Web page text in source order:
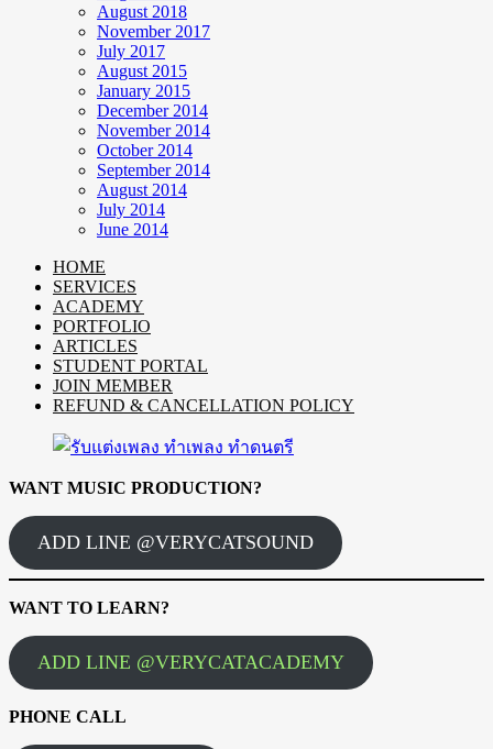
August 2018
November 2017
July 2017
August 2015
January 2015
December 2014
November 2014
October 2014
September 2014
August 2014
July 2014
June 2014
HOME
SERVICES
ACADEMY
PORTFOLIO
ARTICLES
STUDENT PORTAL
JOIN MEMBER
REFUND & CANCELLATION POLICY
WANT MUSIC PRODUCTION?
ADD LINE @VERYCATSOUND
WANT TO LEARN?
ADD LINE @VERYCATACADEMY
PHONE CALL